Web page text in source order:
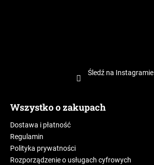
Śledź na Instagramie
Wszystko o zakupach
Dostawa i płatność
Regulamin
Polityka prywatności
Rozporządzenie o usługach cyfrowych